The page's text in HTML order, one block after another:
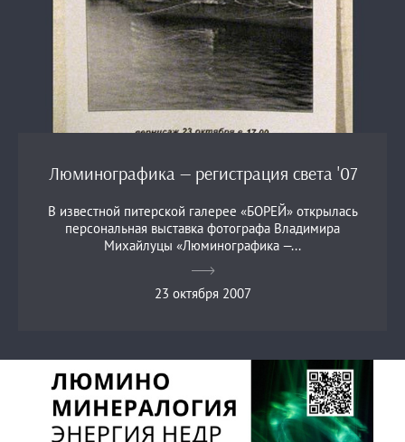
Люминографика — регистрация света '07
В известной питерской галерее «БОРЕЙ» открылась
персональная выставка фотографа Владимира
Михайлуцы «Люминографика —...
23 октября 2007